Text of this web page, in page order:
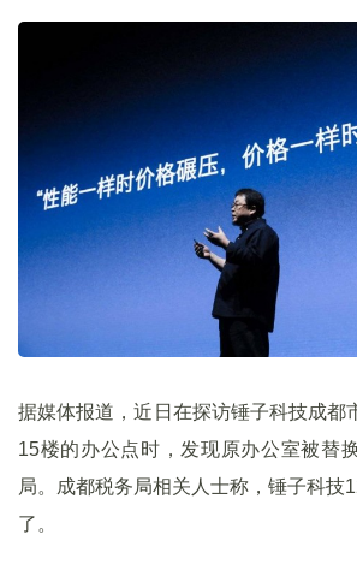
据媒体报道，近日在探访锤子科技成都
15楼的办公点时，发现原办公室被替
局。成都税务局相关人士称，锤子科技
了。